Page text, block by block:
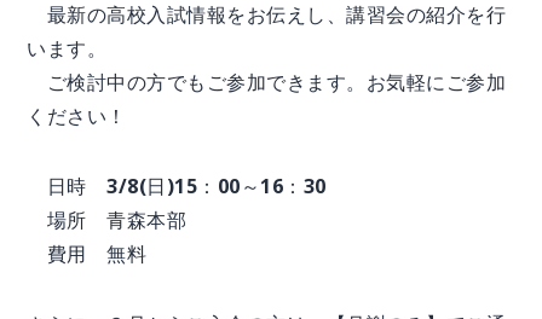
最新の高校入試情報をお伝えし、講習会の紹介を行
います。
ご検討中の方でもご参加できます。お気軽にご参加
ください！
日時 3/8(日)15：00～16：30
場所 青森本部
費用 無料